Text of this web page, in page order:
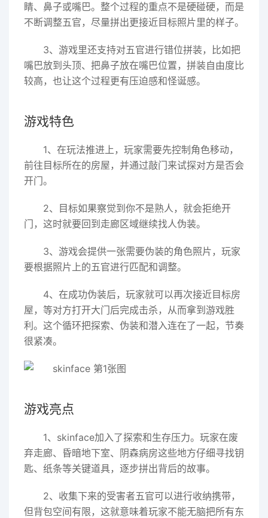
睛、鼻子或嘴巴。整个过程的重点不是硬碰硬，而是
不断调整五官，尽量拼出更接近目标照片里的样子。
3、游戏里还支持对五官进行错位拼装，比如把
嘴巴放到头顶、把鼻子放在嘴巴位置，拼装自由度比
较高，也让这个过程更有压迫感和怪诞感。
游戏特色
1、在玩法推进上，玩家需要先控制角色移动，
前往目标所在的房屋，并通过敲门来试探对方是否会
开门。
2、目标如果察觉到你不是熟人，就会拒绝开
门，这时就要回到走廊区域继续找人伪装。
3、游戏会提供一张需要伪装的角色照片，玩家
要根据照片上的五官进行匹配和调整。
4、在成功伪装后，玩家就可以再次接近目标房
屋，等对方打开大门后完成击杀，从而拿到游戏胜
利。这个循环把探索、伪装和潜入连在了一起，节奏
很紧凑。
游戏亮点
1、skinface加入了探索和生存压力。玩家在废
弃走廊、昏暗地下室、阴森病房这些地方仔细寻找钥
匙、纸条等关键道具，逐步拼出背后的故事。
2、收集下来的受害者五官可以进行收纳携带，
但背包空间有限，这就意味着玩家不能无脑把所有东